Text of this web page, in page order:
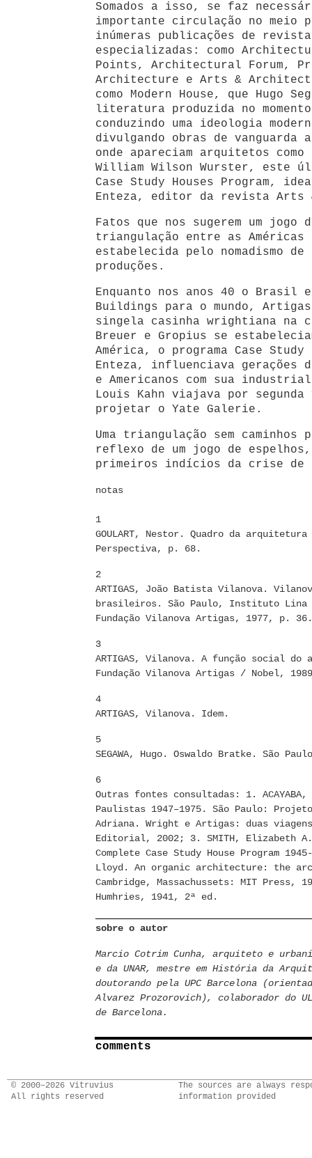
Somados a isso, se faz
importante circulação no meio
inúmeras publicações de
especializadas: como
Points, Architectural Forum,
Architecture e Arts &
como Modern House, que Hugo
literatura produzida no
conduzindo uma ideologia
divulgando obras de
onde apareciam arquitetos
William Wilson Wurster, este
Case Study Houses Program,
Enteza, editor da revista Arts
Fatos que nos sugerem um jogo
triangulação entre as Américas
estabelecida pelo nomadismo de
produções.
Enquanto nos anos 40 o Brasil
Buildings para o mundo,
singela casinha wrightiana na
Breuer e Gropius se
América, o programa Case Study
Enteza, influenciava gerações
e Americanos com sua
Louis Kahn viajava por segunda
projetar o Yate Galerie.
Uma triangulação sem
reflexo de um jogo de
primeiros indícios da crise de
notas
1
GOULART, Nestor. Quadro da
Perspectiva, p. 68.
2
ARTIGAS, João Batista Vilanova.
brasileiros. São Paulo, Instituto Lina
Fundação Vilanova Artigas, 1977, p. 36.
3
ARTIGAS, Vilanova. A função social
Fundação Vilanova Artigas / Nobel,
4
ARTIGAS, Vilanova. Idem.
5
SEGAWA, Hugo. Oswaldo Bratke. São
6
Outras fontes consultadas: 1.
Paulistas 1947–1975. São Paulo:
Adriana. Wright e Artigas: duas
Editorial, 2002; 3. SMITH, Elizabeth
Complete Case Study House Program
Lloyd. An organic architecture: the
Cambridge, Massachussets: MIT Press,
Humhries, 1941, 2ª ed.
sobre o autor
Marcio Cotrim Cunha, arquiteto e
e da UNAR, mestre em História da
doutorando pela UPC Barcelona
Alvarez Prozorovich), colaborador do
de Barcelona.
comments
© 2000–2026 Vitruvius
All rights reserved
The sources are always
information provided